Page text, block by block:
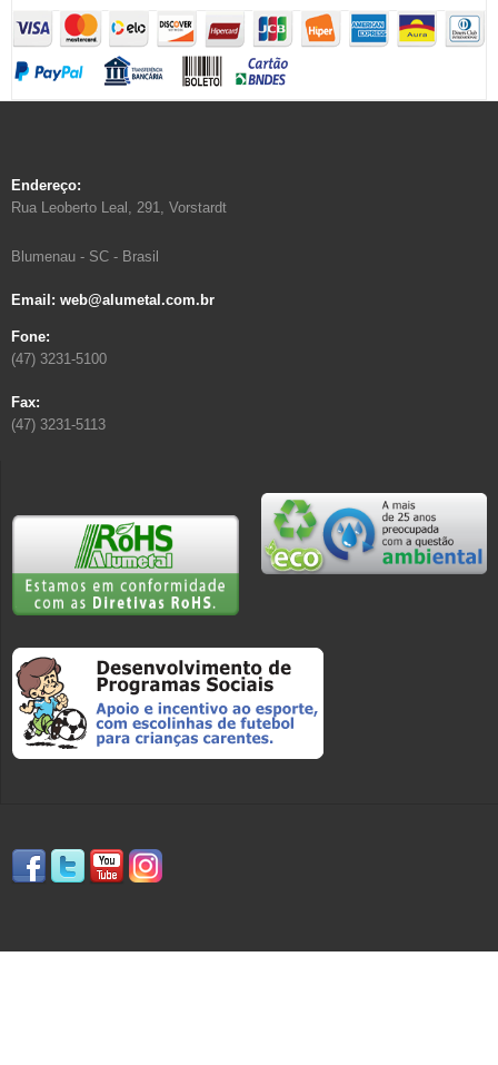
Endereço:
Rua Leoberto Leal, 291, Vorstardt
Blumenau - SC - Brasil
Email: web@alumetal.com.br
Fone:
(47) 3231-5100
Fax:
(47) 3231-5113